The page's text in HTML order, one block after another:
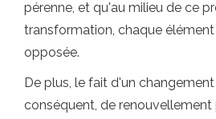
pérenne, et qu'au milieu de ce
transformation, chaque
opposée.
De plus, le fait d'un
conséquent, de renouvellement